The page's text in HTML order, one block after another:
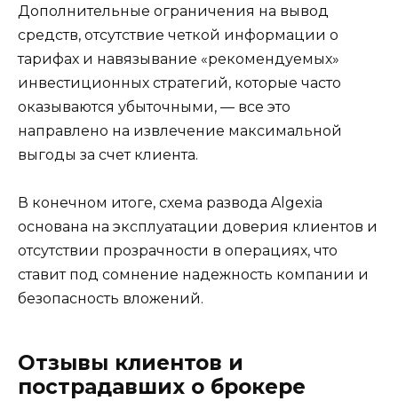
Дополнительные ограничения на вывод
средств, отсутствие четкой информации о
тарифах и навязывание «рекомендуемых»
инвестиционных стратегий, которые часто
оказываются убыточными, — все это
направлено на извлечение максимальной
выгоды за счет клиента.
В конечном итоге, схема развода Algexia
основана на эксплуатации доверия клиентов и
отсутствии прозрачности в операциях, что
ставит под сомнение надежность компании и
безопасность вложений.
Отзывы клиентов и
пострадавших о брокере